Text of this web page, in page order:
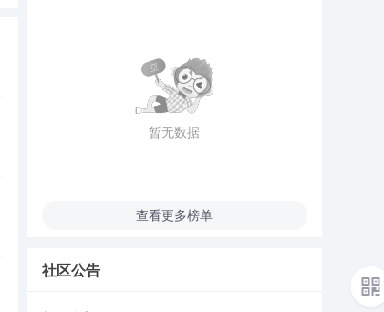
暂无数据
查看更多榜单
社区公告